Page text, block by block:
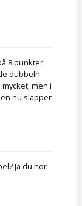
8 punkter
dubbeln
men i
nu släpper
Ja du hör